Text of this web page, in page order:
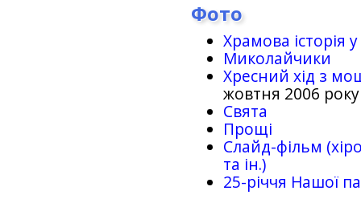
Фото
Храмова історія
Миколайчики
Хресний хід з
жовтня 2006 року
Свята
Прощі
Слайд-фільм
та ін.)
25-рiччя Нашої